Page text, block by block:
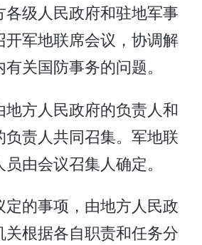
级人民政府和驻地军事
开军地联席会议，协调解
关国防事务的问题。
方人民政府的负责人和
责人共同召集。军地联
由会议召集人确定。
的事项，由地方人民政
关根据各自职责和任务分